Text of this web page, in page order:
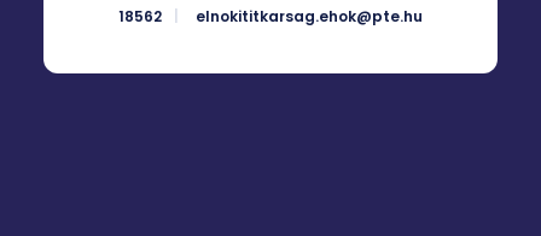
18562
elnokititkarsag.ehok@pte.hu